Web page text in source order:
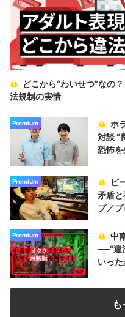
どこから“わいせつ”なの
法規制の実情
Premium
ホ
対談 “
恐怖
Premium
ビ
矛盾
プ／
Premium
中
──“違
いった